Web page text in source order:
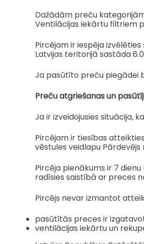
Dažādām preču
Ventilācijas iekārtu filtriem
Pircējam ir iespēja
Latvijas teritorijā sastāda
Ja pasūtīto preču piegādei
Preču atgriešanas un
Ja ir izveidojusies situācija,
Pircējam ir tiesības
vēstules veidlapu
Pircēja pienākums ir 7
radīsies saistībā ar preces
Pircējs nevar izmantot
pasūtītās preces ir
ventilācijas iekārtu un